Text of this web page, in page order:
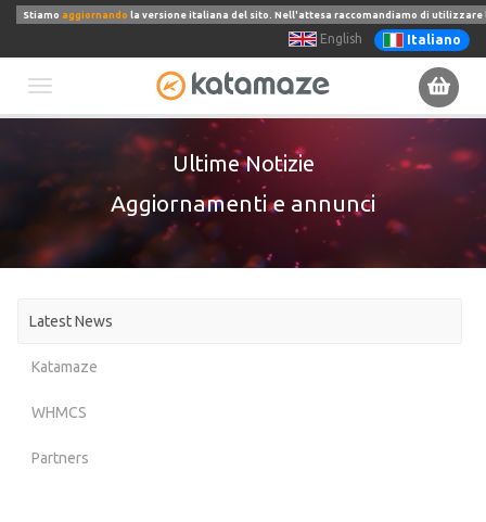
Stiamoaggiornando la versione italiana del sito. Nell'attesa raccomandiamo di utilizzare
English Italiano
Ultime Notizie
Aggiornamenti e annunci
Latest News
Katamaze
WHMCS
Partners